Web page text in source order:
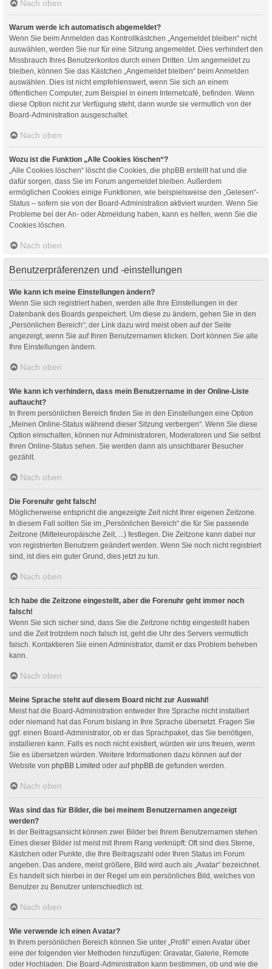
Nach oben
Warum werde ich automatisch abgemeldet?
Wenn Sie beim Anmelden das Kontrollkästchen „Angemeldet bleiben“ nicht
auswählen, werden Sie nur für eine Sitzung angemeldet. Dies verhindert den
Missbrauch Ihres Benutzerkontos durch einen Dritten. Um angemeldet zu
bleiben, können Sie das Kästchen „Angemeldet bleiben“ beim Anmelden
auswählen. Dies ist nicht empfehlenswert, wenn Sie sich an einem
öffentlichen Computer, zum Beispiel in einem Internetcafé, befinden. Wenn
diese Option nicht zur Verfügung steht, dann wurde sie vermutlich von der
Board-Administration ausgeschaltet.
Nach oben
Wozu ist die Funktion „Alle Cookies löschen“?
„Alle Cookies löschen“ löscht die Cookies, die phpBB erstellt hat und die
dafür sorgen, dass Sie im Forum angemeldet bleiben. Außerdem
ermöglichen Cookies einige Funktionen, wie beispielsweise den „Gelesen“-
Status – sofern sie von der Board-Administration aktiviert wurden. Wenn Sie
Probleme bei der An- oder Abmeldung haben, kann es helfen, wenn Sie die
Cookies löschen.
Nach oben
Benutzerpräferenzen und -einstellungen
Wie kann ich meine Einstellungen ändern?
Wenn Sie sich registriert haben, werden alle Ihre Einstellungen in der
Datenbank des Boards gespeichert. Um diese zu ändern, gehen Sie in den
„Persönlichen Bereich“; der Link dazu wird meist oben auf der Seite
angezeigt, wenn Sie auf Ihren Benutzernamen klicken. Dort können Sie alle
Ihre Einstellungen ändern.
Nach oben
Wie kann ich verhindern, dass mein Benutzername in der Online-Liste
auftaucht?
In Ihrem persönlichen Bereich finden Sie in den Einstellungen eine Option
„Meinen Online-Status während dieser Sitzung verbergen“. Wenn Sie diese
Option einschalten, können nur Administratoren, Moderatoren und Sie selbst
Ihren Online-Status sehen. Sie werden dann als unsichtbarer Besucher
gezählt.
Nach oben
Die Forenuhr geht falsch!
Möglicherweise entspricht die angezeigte Zeit nicht Ihrer eigenen Zeitzone.
In diesem Fall sollten Sie im „Persönlichen Bereich“ die für Sie passende
Zeitzone (Mitteleuropäische Zeit, ...) festlegen. Die Zeitzone kann dabei nur
von registrierten Benutzern geändert werden. Wenn Sie noch nicht registriert
sind, ist dies ein guter Grund, dies jetzt zu tun.
Nach oben
Ich habe die Zeitzone eingestellt, aber die Forenuhr geht immer noch
falsch!
Wenn Sie sich sicher sind, dass Sie die Zeitzone richtig eingestellt haben
und die Zeit trotzdem noch falsch ist, geht die Uhr des Servers vermutlich
falsch. Kontaktieren Sie einen Administrator, damit er das Problem beheben
kann.
Nach oben
Meine Sprache steht auf diesem Board nicht zur Auswahl!
Meist hat die Board-Administration entweder Ihre Sprache nicht installiert
oder niemand hat das Forum bislang in Ihre Sprache übersetzt. Fragen Sie
ggf. einen Board-Administrator, ob er das Sprachpaket, das Sie benötigen,
installieren kann. Falls es noch nicht existiert, würden wir uns freuen, wenn
Sie es übersetzen würden. Weitere Informationen dazu können auf der
Website von phpBB Limited oder aufphpBB.de gefunden werden.
Nach oben
Was sind das für Bilder, die bei meinem Benutzernamen angezeigt
werden?
In der Beitragsansicht können zwei Bilder bei Ihrem Benutzernamen stehen.
Eines dieser Bilder ist meist mit Ihrem Rang verknüpft: Oft sind dies Sterne,
Kästchen oder Punkte, die Ihre Beitragszahl oder Ihren Status im Forum
angeben. Das andere, meist größere, Bild wird auch als „Avatar“ bezeichnet.
Es handelt sich hierbei in der Regel um ein persönliches Bild, welches von
Benutzer zu Benutzer unterschiedlich ist.
Nach oben
Wie verwende ich einen Avatar?
In Ihrem persönlichen Bereich können Sie unter „Profil“ einen Avatar über
eine der folgenden vier Methoden hinzufügen: Gravatar, Galerie, Remote
oder Hochladen. Die Board-Administration kann bestimmen, ob und wie die